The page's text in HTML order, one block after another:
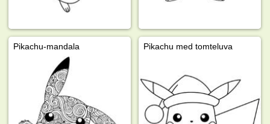
Pikachu-mandala Pikachu med tomteluva